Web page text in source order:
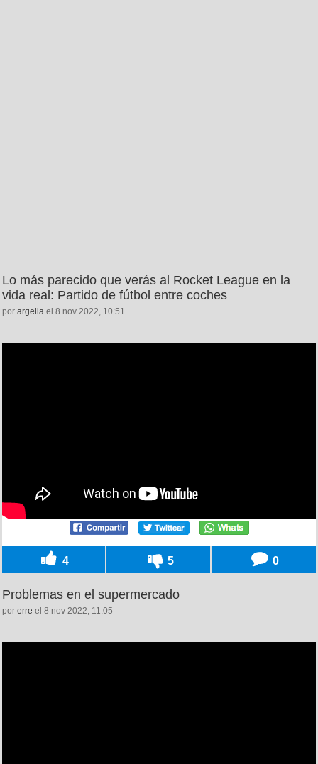
Lo más parecido que verás al Rocket League en la
vida real: Partido de fútbol entre coches
por argelia el 8 nov 2022, 10:51
4 5 0
Problemas en el supermercado
por erre el 8 nov 2022, 11:05